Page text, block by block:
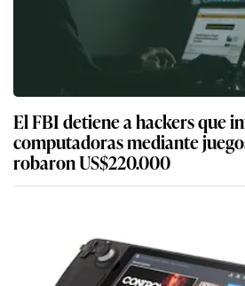
El FBI detiene a hackers que
computadoras mediante
robaron US$220.000